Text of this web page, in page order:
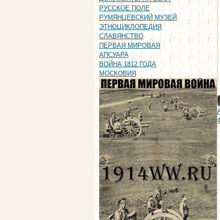
РУССКОЕ ПОЛЕ
РУМЯНЦЕВСКИЙ МУЗЕЙ
ЭТНОЦИКЛОПЕДИЯ
СЛАВЯНСТВО
ПЕРВАЯ МИРОВАЯ
АПСУАРА
ВОЙНА 1812 ГОДА
МОСКОВИЯ